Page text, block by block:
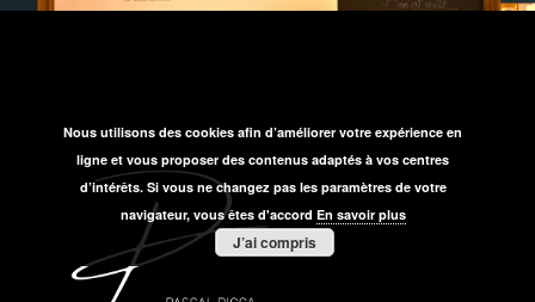
Nous utilisons des cookies afin d’améliorer votre expérience en
ligne et vous proposer des contenus adaptés à vos centres
d’intérêts. Si vous ne changez pas les paramètres de votre
navigateur, vous êtes d'accord En savoir plus
J’ai compris